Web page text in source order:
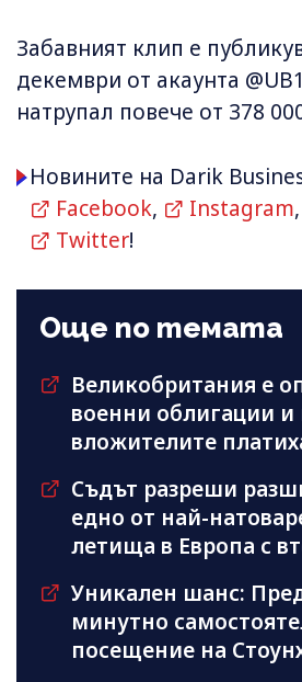
Забавният клип е
декември от акаунта
натрупал повече от 378
Новините на Darik
Facebook, Instagram,
Twitter!
Още по темата
Великобритания е
военни облигации и
вложителите
Съдът разреши
едно от най-
летища в Европа с
Уникален шанс:
минутно
посещение на